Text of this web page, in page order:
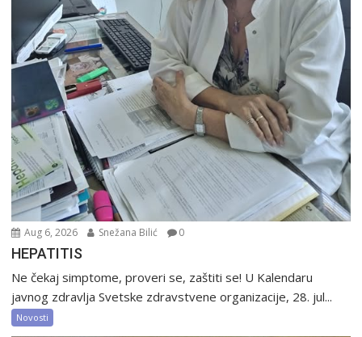
Aug 6, 2026 Snežana Bilić 0
HEPATITIS
Ne čekaj simptome, proveri se, zaštiti se! U Kalendaru
javnog zdravlja Svetske zdravstvene organizacije, 28. jul...
Novosti